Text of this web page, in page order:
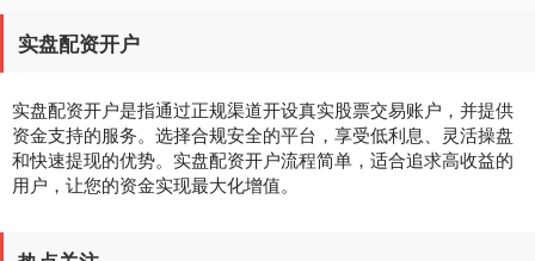
实盘配资开户
实盘配资开户是指通过正规渠道开设真实股票交易账户，并提供
资金支持的服务。选择合规安全的平台，享受低利息、灵活操盘
和快速提现的优势。实盘配资开户流程简单，适合追求高收益的
用户，让您的资金实现最大化增值。